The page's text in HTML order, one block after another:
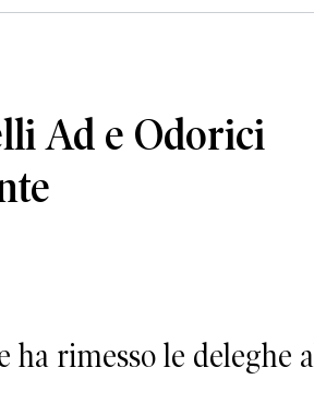
Ad e Odorici
ha rimesso le deleghe